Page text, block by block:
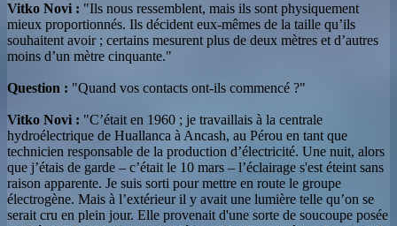
Vitko Novi : "Ils nous ressemblent, mais ils sont physiquement
mieux proportionnés. Ils décident eux-mêmes de la taille qu’ils
souhaitent avoir ; certains mesurent plus de deux mètres et d’autres
moins d’un mètre cinquante."
Question : "Quand vos contacts ont-ils commencé ?"
Vitko Novi : "C’était en 1960 ; je travaillais à la centrale
hydroélectrique de Huallanca à Ancash, au Pérou en tant que
technicien responsable de la production d’électricité. Une nuit, alors
que j’étais de garde – c’était le 10 mars – l’éclairage s'est éteint sans
raison apparente. Je suis sorti pour mettre en route le groupe
électrogène. Mais à l’extérieur il y avait une lumière telle qu’on se
serait cru en plein jour. Elle provenait d'une sorte de soucoupe posée